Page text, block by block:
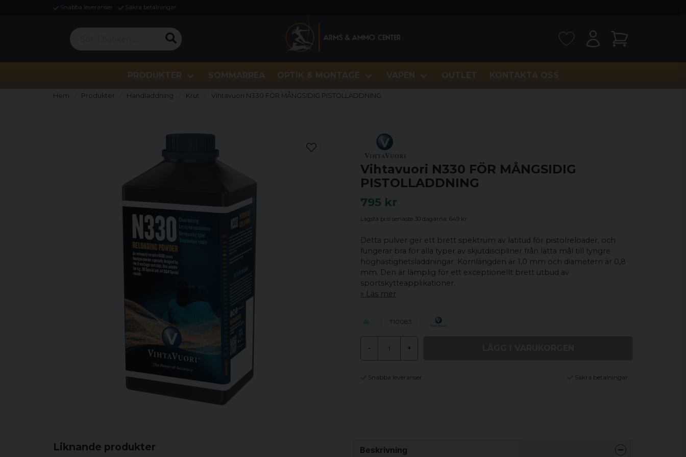
Snabba leveranser Säkra betalningar
Sök i butiken ...
PRODUKTER SOMMARREA OPTIK & MONTAGE VAPEN OUTLET KONTAKTA OSS
Hem Produkter Handladdning Krut Vihtavuori N330 FÖR MÅNGSIDIG PISTOLLADDNING
Vihtavuori N330 FÖR MÅNGSIDIG
PISTOLLADDNING
795 kr
Lägsta pris senaste 30 dagarna:649 kr
Detta pulver ger ett brett spektrum av latitud för pistolreloader, och
fungerar bra för alla typer av skjutdiscipliner från lätta mål till tyngre
höghastighetsladdningar. Kornlängden är 1,0 mm och diametern är 0,8
mm. Den är lämplig för ett exceptionellt brett utbud av
sportskytteapplikationer.
Läs mer
T10083
- +
Snabba leveranser Säkra betalningar
Liknande produkter Beskrivning